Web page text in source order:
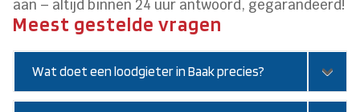
aan – altijd binnen 24 uur antwoord, gegarandeerd!
Meest gestelde vragen
Wat doet een loodgieter in Baak precies?